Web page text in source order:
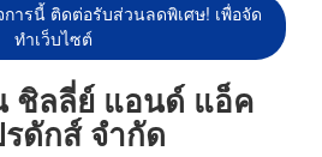
ารนี้ ติดต่อรับส่วนลดพิเศษ! เพื่อจัด
ทำเว็บไซต์
ชิลลี่ย์ แอนด์ แอ็ค
ดักส์ จำกัด